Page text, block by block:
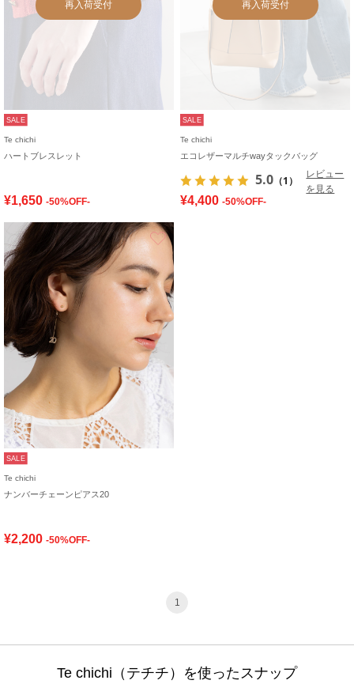
再入荷受付
SALE
Te chichi
ハートブレスレット
¥1,650 -50%OFF-
再入荷受付
SALE
Te chichi
エコレザーマルチwayタックバッグ
5.0 （1）
レビュー
を見る
¥4,400 -50%OFF-
お気に入り
SALE
Te chichi
ナンバーチェーンピアス20
¥2,200 -50%OFF-
1
Te chichi（テチチ）を使ったスナップ